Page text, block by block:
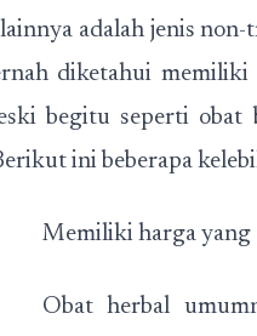
adalah jenis
diketahui
begitu seperti obat
ini beberapa
Memiliki harga yang
Obat herbal